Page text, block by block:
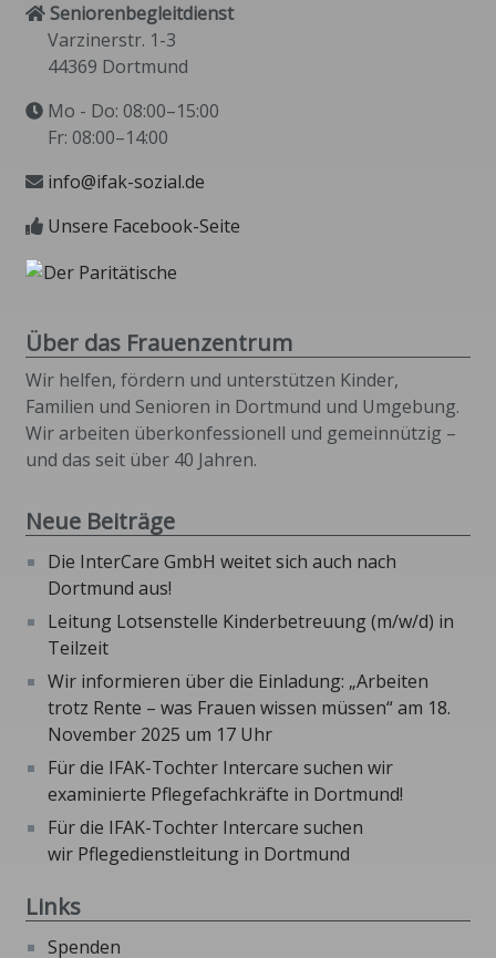
Seniorenbegleitdienst
Varzinerstr. 1-3
44369 Dortmund
Mo - Do: 08:00–15:00
Fr: 08:00–14:00
info@ifak-sozial.de
Unsere Facebook-Seite
Über das Frauenzentrum
Wir helfen, fördern und unterstützen Kinder,
Familien und Senioren in Dortmund und Umgebung.
Wir arbeiten überkonfessionell und gemeinnützig –
und das seit über 40 Jahren.
Neue Beiträge
Die InterCare GmbH weitet sich auch nach
Dortmund aus!
Leitung Lotsenstelle Kinderbetreuung (m/w/d) in
Teilzeit
Wir informieren über die Einladung: „Arbeiten
trotz Rente – was Frauen wissen müssen“ am 18.
November 2025 um 17 Uhr
Für die IFAK-Tochter Intercare suchen wir
examinierte Pflegefachkräfte in Dortmund!
Für die IFAK-Tochter Intercare suchen
wir Pflegedienstleitung in Dortmund
Links
Spenden